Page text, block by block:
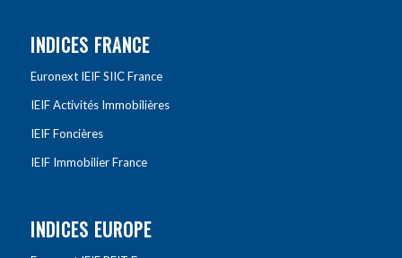
INDICES FRANCE
Euronext IEIF SIIC France
IEIF Activités Immobilières
IEIF Foncières
IEIF Immobilier France
INDICES EUROPE